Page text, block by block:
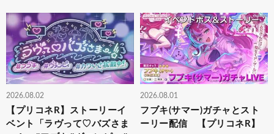
2026.08.02
【プリコネR】ストーリーイ
ベント「ラヴって♡バズさま
2026.08.01
フブキ(サマー)ガチャとスト
ーリー配信 【プリコネR】